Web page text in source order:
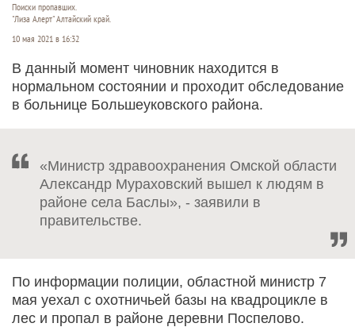
Поиски пропавших.
"Лиза Алерт" Алтайский край.
10 мая 2021 в 16:32
В данный момент чиновник находится в
нормальном состоянии и проходит обследование
в больнице Большеуковского района.
«Министр здравоохранения Омской области
Александр Мураховский вышел к людям в
районе села Баслы», - заявили в
правительстве.
По информации полиции, областной министр 7
мая уехал с охотничьей базы на квадроцикле в
лес и пропал в районе деревни Поспелово.